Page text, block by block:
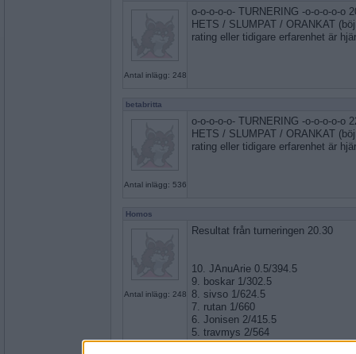
Antal inlägg: 248
o-o-o-o-o- TURNERING -o-o-o-o-o
HETS / SLUMPAT / ORANKAT
rating eller tidigare erfarenhet är
betabritta
Antal inlägg: 536
o-o-o-o-o- TURNERING -o-o-o-o-o
HETS / SLUMPAT / ORANKAT
rating eller tidigare erfarenhet är
Homos
Antal inlägg: 248
Resultat från turneringen 20.30
10. JAnuArie 0.5/394.5
9. boskar 1/302.5
8. sivso 1/624.5
7. rutan 1/660
6. Jonisen 2/415.5
5. travmys 2/564
4. Lakritz 3/606